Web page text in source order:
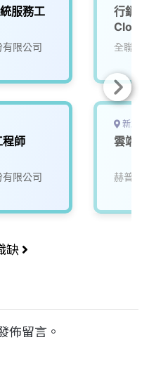
服務工
限公司
程師
限公司
行銷
全聯實
新北
雲端
赫普電
缺
佈留言。